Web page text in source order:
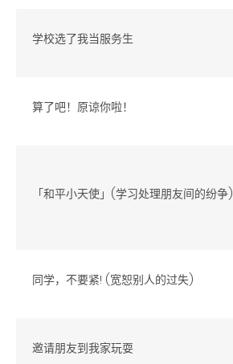
学校选了我当服务生
算了吧！原谅你啦！
「和平小天使」(学习处理朋友间的纷争)
同学，不要紧! (宽恕别人的过失)
邀请朋友到我家玩耍